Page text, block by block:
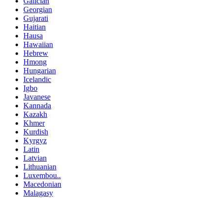
Georgian
Gujarati
Haitian
Hausa
Hawaiian
Hebrew
Hmong
Hungarian
Icelandic
Igbo
Javanese
Kannada
Kazakh
Khmer
Kurdish
Kyrgyz
Latin
Latvian
Lithuanian
Luxembou..
Macedonian
Malagasy